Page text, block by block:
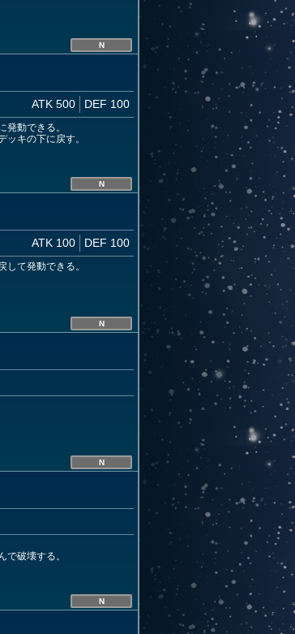
N
ATK 500 DEF 100
動できる。
キの下に戻す。
N
ATK 100 DEF 100
て発動できる。
N
N
破壊する。
N